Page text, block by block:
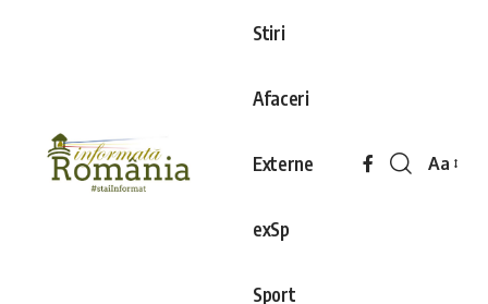
Stiri
Afaceri
Externe
exSp
Sport
Aa